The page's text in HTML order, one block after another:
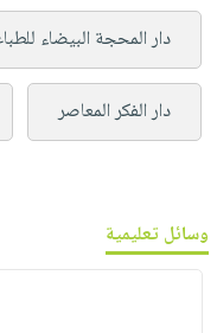
دار المحجة البيضاء
دار الفكر المعاصر
وسائل تعليمية